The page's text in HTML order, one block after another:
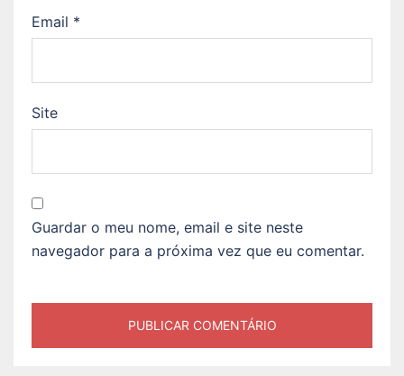
Email *
Site
Guardar o meu nome, email e site neste
navegador para a próxima vez que eu comentar.